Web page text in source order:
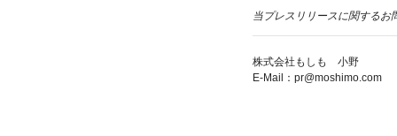
当プレスリリースに関するお
株式会社もしも 小野
E-Mail：pr@moshimo.com